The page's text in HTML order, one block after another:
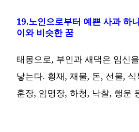
19.노인으로부터 예쁜 사과 하
이와 비슷한 꿈
태몽으로, 부인과 새댁은 임신
낳는다. 횡재, 재물, 돈, 선물,
훈장, 임명장, 하청, 낙찰, 행운